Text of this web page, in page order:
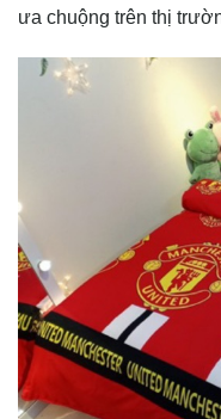
ưa chuộng trên thị